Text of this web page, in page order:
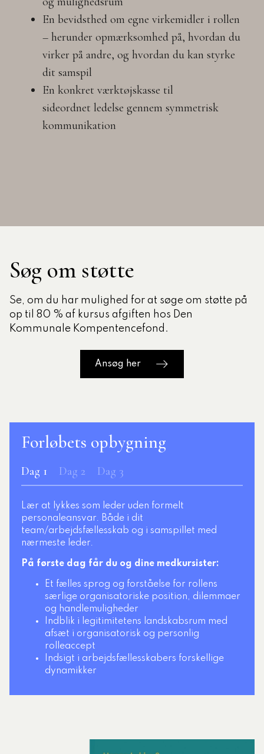
En bevidsthed om egne virkemidler i rollen
– herunder opmærksomhed på, hvordan du
virker på andre, og hvordan du kan styrke
dit samspil​​
En konkret værktøjskasse til
sideordnet ledelse gennem symmetrisk
kommunikation
Søg om støtte
Se, om du har mulighed for at søge om støtte på
op til 80 % af kursus afgiften hos Den
Kommunale Kompentencefond.
Ansøg her
Forløbets opbygning
Dag 1 Dag 2 Dag 3
Lær at lykkes som leder uden formelt
personaleansvar. Både i dit
team/arbejdsfællesskab og i samspillet med
nærmeste leder.
På første dag får du og dine medkursister:
Et fælles sprog og forståelse for rollens
særlige organisatoriske position, dilemmaer
og handlemuligheder
Indblik i legitimitetens landskabsrum med
afsæt i organisatorisk og personlig
rolleaccept
Indsigt i arbejdsfællesskabers forskellige
dynamikker